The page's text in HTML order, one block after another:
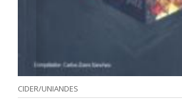
CIDER/UNIANDES